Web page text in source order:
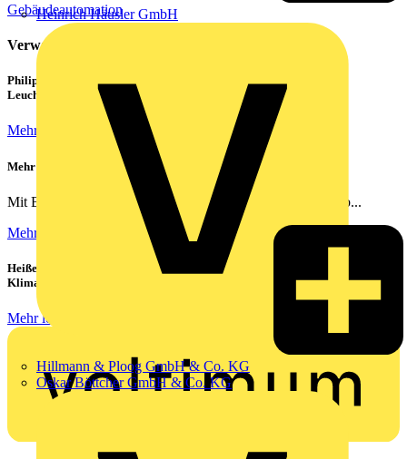
Heinrich Häusler GmbH
Hillmann & Ploog GmbH & Co. KG
Oskar Böttcher GmbH & Co. KG
Gebäudeautomation
Verwandte Inhalte
Philips CorePro LED-Röhren: Der preiswerte 1:1 Ersatz für
Leuchtstoffröhren
Mehr lesen
Mehr Sicherheit für zu Hause
Mit Busch-free@home® schlafen Ihre Kunden ruhiger – ob...
Mehr lesen
Heiße Sommer, kühle Köpfe: Verbraucher setzen immer mehr auf
Klimageräte und Ventilatoren
Mehr lesen